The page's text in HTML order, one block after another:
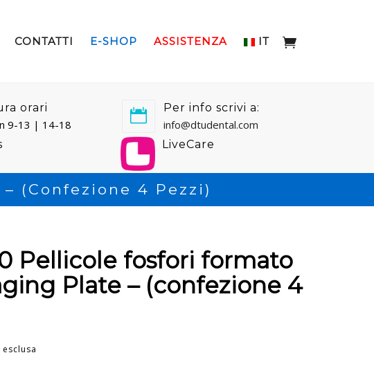
CONTATTI E-SHOP ASSISTENZA IT
orari
9-13 | 14-18
Per info scrivi a:
info@dtudental.com
LiveCare
(confezione 4 Pezzi)
Pellicole fosfori formato
Plate – (confezione 4
esclusa